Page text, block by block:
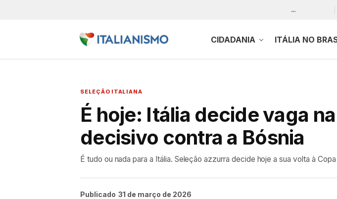
…
CIDADANIA ITÁLIA NO
SELEÇÃO ITALIANA
É hoje: Itália decide vaga
decisivo contra a Bósnia
É tudo ou nada para a Itália. Seleção azzurra decide hoje a sua volta à
Publicado 31 de março de 2026